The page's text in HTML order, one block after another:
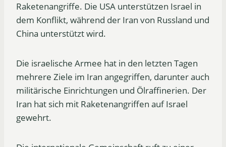
Raketenangriffe. Die USA unterstützen Israel in
dem Konflikt, während der Iran von Russland und
China unterstützt wird.
Die israelische Armee hat in den letzten Tagen
mehrere Ziele im Iran angegriffen, darunter auch
militärische Einrichtungen und Ölraffinerien. Der
Iran hat sich mit Raketenangriffen auf Israel
gewehrt.